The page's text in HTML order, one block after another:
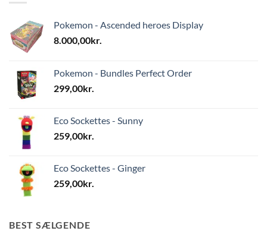
Pokemon - Ascended heroes Display
8.000,00kr.
Pokemon - Bundles Perfect Order
299,00kr.
Eco Sockettes - Sunny
259,00kr.
Eco Sockettes - Ginger
259,00kr.
BEST SÆLGENDE